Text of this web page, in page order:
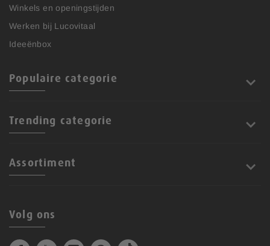
Winkels en openingstijden
Werken bij Lucovitaal
Ideeënbox
Populaire categorie
Trending categorie
Assortiment
Volg ons